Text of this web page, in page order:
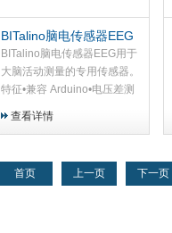
BITalino脑电传感器EEG
BITalino脑电传感器EEG用于
大脑活动测量的专用传感器。
特征•兼容 Arduino•电压差测
作（使用多个 EEG 时只需要
围：...
查看详情
首页 上一页 下一页